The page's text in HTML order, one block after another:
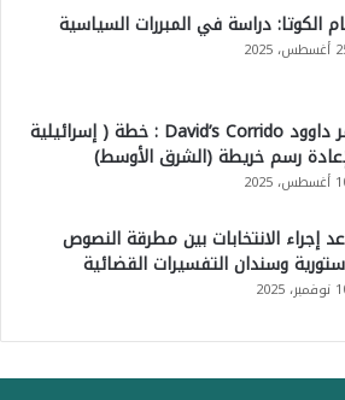
الكوتا: دراسة في المبررات السياسية
2025
ممر داوود David’s Corrido : خطة ( إسرائيلية
رسم خريطة (الشرق الأوسط)
2025
إجراء الانتخابات بين مطرقة النصوص
وسندان التفسيرات القضائية
2025